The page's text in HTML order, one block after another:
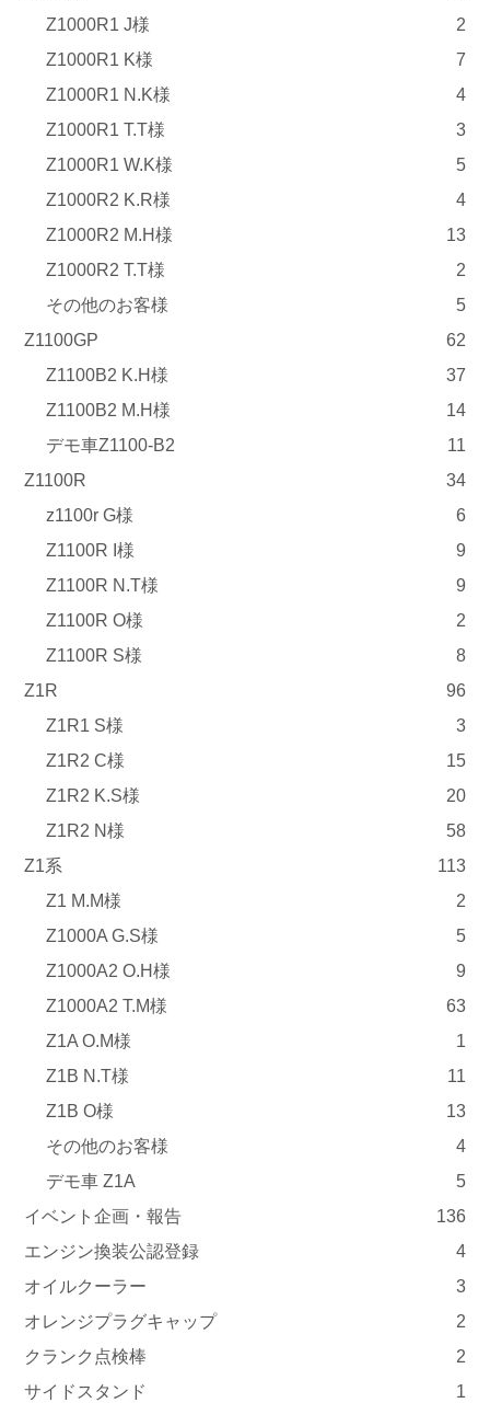
Z1000R1 J様
2
Z1000R1 K様
7
Z1000R1 N.K様
4
Z1000R1 T.T様
3
Z1000R1 W.K様
5
Z1000R2 K.R様
4
Z1000R2 M.H様
13
Z1000R2 T.T様
2
その他のお客様
5
Z1100GP
62
Z1100B2 K.H様
37
Z1100B2 M.H様
14
デモ車Z1100-B2
11
Z1100R
34
z1100r G様
6
Z1100R I様
9
Z1100R N.T様
9
Z1100R O様
2
Z1100R S様
8
Z1R
96
Z1R1 S様
3
Z1R2 C様
15
Z1R2 K.S様
20
Z1R2 N様
58
Z1系
113
Z1 M.M様
2
Z1000A G.S様
5
Z1000A2 O.H様
9
Z1000A2 T.M様
63
Z1A O.M様
1
Z1B N.T様
11
Z1B O様
13
その他のお客様
4
デモ車 Z1A
5
イベント企画・報告
136
エンジン換装公認登録
4
オイルクーラー
3
オレンジプラグキャップ
2
クランク点検棒
2
サイドスタンド
1